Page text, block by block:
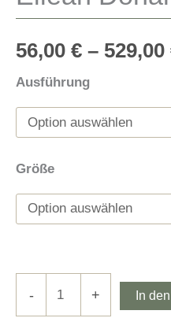
56,00 € – 529,00
Ausführung
Größe
- + In